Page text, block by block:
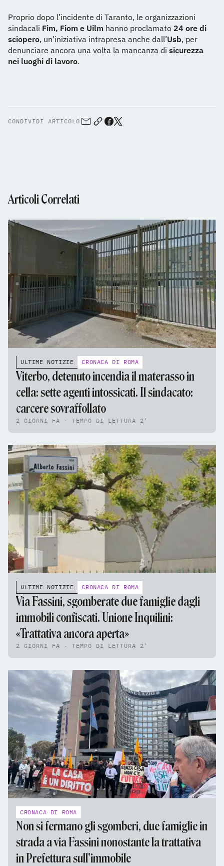
Proprio dopo l’incidente di Taranto, le organizzazioni
sindacali Fim, Fiom e Uilm hanno proclamato 24 ore di
sciopero, un’iniziativa intrapresa anche dall’Usb, per
denunciare ancora una volta la mancanza di sicurezza
nei luoghi di lavoro.
CONDIVIDI ARTICOLO
Articoli Correlati
ULTIME NOTIZIE CRONACA DI ROMA
Viterbo, detenuto incendia il materasso in
cella: sette agenti intossicati. Il sindacato:
carcere sovraffollato
2 GIORNI FA - TEMPO DI LETTURA 2'
ULTIME NOTIZIE CRONACA DI ROMA
Via Fassini, sgomberate due famiglie dagli
immobili confiscati. Unione Inquilini:
«Trattativa ancora aperta»
2 GIORNI FA - TEMPO DI LETTURA 2'
CRONACA DI ROMA
Non si fermano gli sgomberi, due famiglie in
strada a via Fassini nonostante la trattativa
in Prefettura sull'immobile